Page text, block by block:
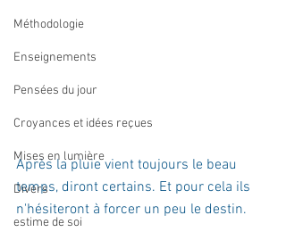
Méthodologie
Enseignements
Pensées du jour
Croyances et idées reçues
Mises en lumière
Divers
estime de soi
Après la pluie vient toujours le beau
temps, diront certains. Et pour cela ils
n'hésiteront à forcer un peu le destin.